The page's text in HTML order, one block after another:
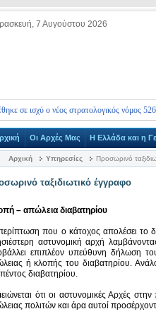
7 Αυγούστου 2026
ο νέος στρατολογικός νόμος 5265/
Οι Αρχές Μας Η Ελλάδα και η
Αρχική Υπηρεσίες Προσωρινό
ταξιδιωτικό έγγραφο
– απώλεια διαβατηρίου
που ο κάτοχος απολέσει το
αστυνομική αρχή
επιπλέον υπεύθυνη δήλωση
ή κλοπής του διαβατηρίου.
διαβατηρίου.
ότι οι αστυνομικές Αρχές
πολιτών και άρα αυτοί